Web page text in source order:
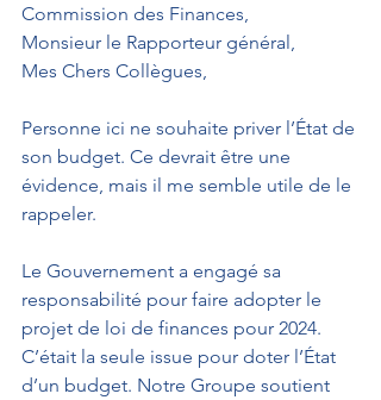
Commission des Finances,
Monsieur le Rapporteur général,
Mes Chers Collègues,
Personne ici ne souhaite priver l’État de
son budget. Ce devrait être une
évidence, mais il me semble utile de le
rappeler.
Le Gouvernement a engagé sa
responsabilité pour faire adopter le
projet de loi de finances pour 2024.
C’était la seule issue pour doter l’État
d’un budget. Notre Groupe soutient